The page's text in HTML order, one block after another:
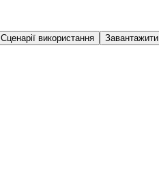
Сценарії використання Завантажити